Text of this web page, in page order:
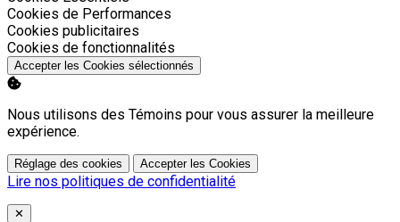
Activer
Cookies de Performances
Activer
Cookies publicitaires
Activer
Cookies de fonctionnalités
Accepter les Cookies sélectionnés
Nous utilisons des Témoins pour vous assurer la meilleure
expérience.
Réglage des cookies Accepter les Cookies
Lire nos politiques de confidentialité
Close
✕